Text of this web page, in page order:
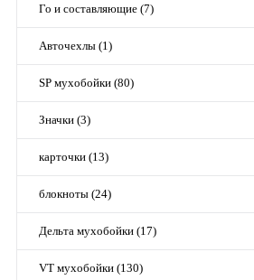
Го и составляющие (7)
Авточехлы (1)
SP мухобойки (80)
Значки (3)
карточки (13)
блокноты (24)
Дельта мухобойки (17)
VT мухобойки (130)